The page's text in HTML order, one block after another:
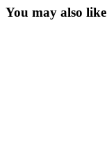
You may also like